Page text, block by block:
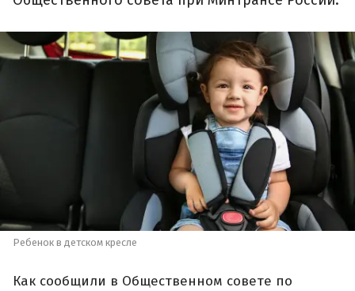
Ребенок в детском кресле
Как сообщили в Общественном совете по